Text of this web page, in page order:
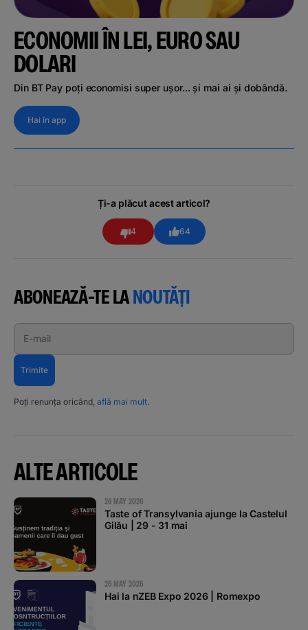
ECONOMII ÎN LEI, EURO SAU
DOLARI
Din BT Pay poți economisi super ușor... și mai ai și dobândă.
Hai în app
Ți-a plăcut acest articol?
4 64
ABONEAZĂ-TE LANOUTĂȚI
E-mail
Trimite
Poți renunța oricând, află mai mult.
ALTE ARTICOLE
26 MAY 2026
Taste of Transylvania ajunge la Castelul
Gilău | 29 - 31 mai
26 MAY 2026
Hai la nZEB Expo 2026 | Romexpo